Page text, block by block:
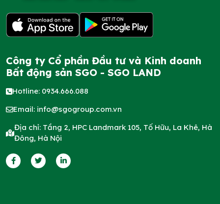
Công ty Cổ phần Đầu tư và Kinh doanh
Bất động sản SGO - SGO LAND
Hotline: 0934.666.088
Email: info@sgogroup.com.vn
Địa chỉ: Tầng 2, HPC Landmark 105, Tố Hữu, La Khê, Hà
Đông, Hà Nội